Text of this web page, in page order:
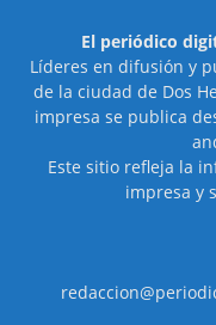
El periódico
Líderes en difusión y
de la ciudad de Dos
impresa se publica
Este sitio refleja la
impresa y